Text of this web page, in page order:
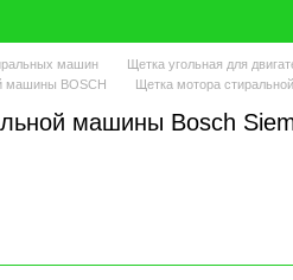
машин
Щетка угольная для
машины BOSCH
Щетка мотора
машины Bosch